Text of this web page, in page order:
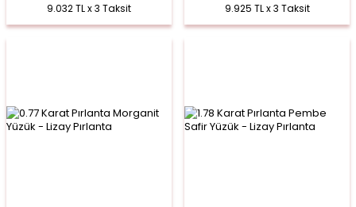
9.032 TL x 3 Taksit 9.925 TL x 3 Taksit